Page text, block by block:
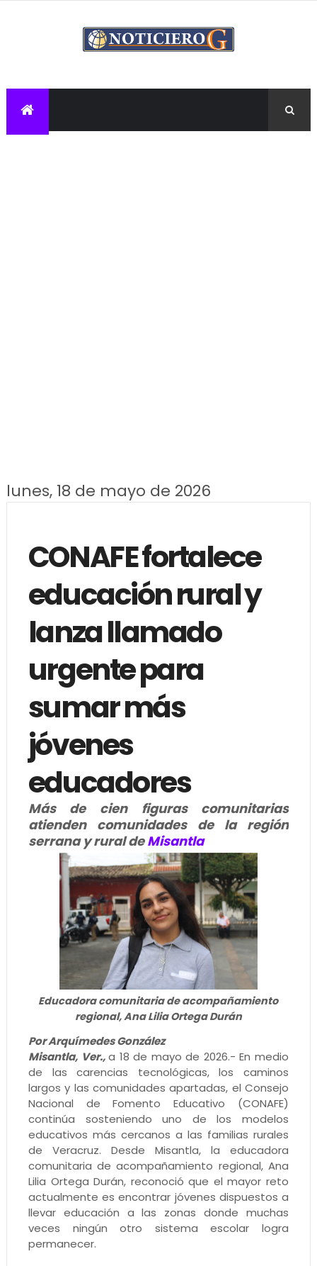
lunes, 18 de mayo de 2026
CONAFE fortalece
educación rural y
lanza llamado
urgente para
sumar más
jóvenes
educadores
Más de cien figuras comunitarias
atienden comunidades de la región
serrana y rural deMisantla
Educadora comunitaria de acompañamiento
regional, Ana Lilia Ortega Durán
Por Arquímedes González
Misantla, Ver.,a 18 de mayo de 2026.- En medio
de las carencias tecnológicas, los caminos
largos y las comunidades apartadas, el Consejo
Nacional de Fomento Educativo (CONAFE)
continúa sosteniendo uno de los modelos
educativos más cercanos a las familias rurales
de Veracruz. Desde Misantla, la educadora
comunitaria de acompañamiento regional, Ana
Lilia Ortega Durán, reconoció que el mayor reto
actualmente es encontrar jóvenes dispuestos a
llevar educación a las zonas donde muchas
veces ningún otro sistema escolar logra
permanecer.